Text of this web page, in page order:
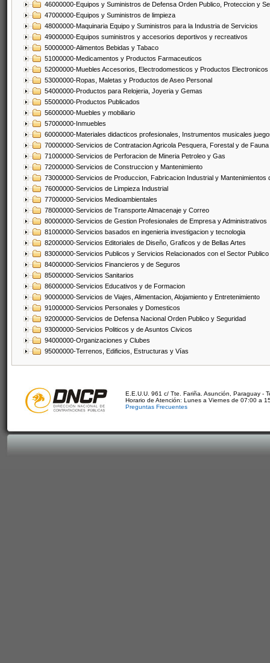
46000000-Equipos y Suministros de Defensa Orden Publico, Proteccion y
47000000-Equipos y Suministros de limpieza
48000000-Maquinaria Equipo y Suministros para la Industria de Servicios
49000000-Equipos suministros y accesorios deportivos y recreativos
50000000-Alimentos Bebidas y Tabaco
51000000-Medicamentos y Productos Farmaceuticos
52000000-Muebles Accesorios, Electrodomesticos y Productos Electronicos
53000000-Ropas, Maletas y Productos de Aseo Personal
54000000-Productos para Relojeria, Joyeria y Gemas
55000000-Productos Publicados
56000000-Muebles y mobiliario
57000000-Inmuebles
60000000-Materiales didacticos profesionales, Instrumentos musicales
70000000-Servicios de Contratacion Agricola Pesquera, Forestal y de Fauna
71000000-Servicios de Perforacion de Mineria Petroleo y Gas
72000000-Servicios de Construccion y Mantenimiento
73000000-Servicios de Produccion, Fabricacion Industrial y Mantenimientos
76000000-Servicios de Limpieza Industrial
77000000-Servicios Medioambientales
78000000-Servicios de Transporte Almacenaje y Correo
80000000-Servicios de Gestion Profesionales de Empresa y Administrativos
81000000-Servicios basados en ingenieria investigacion y tecnologia
82000000-Servicios Editoriales de Diseño, Graficos y de Bellas Artes
83000000-Servicios Publicos y Servicios Relacionados con el Sector Publico
84000000-Servicios Financieros y de Seguros
85000000-Servicios Sanitarios
86000000-Servicios Educativos y de Formacion
90000000-Servicios de Viajes, Alimentacion, Alojamiento y Entretenimiento
91000000-Servicios Personales y Domesticos
92000000-Servicios de Defensa Nacional Orden Publico y Seguridad
93000000-Servicios Politicos y de Asuntos Civicos
94000000-Organizaciones y Clubes
95000000-Terrenos, Edificios, Estructuras y Vías
E.E.U.U. 961 c/ Tte. Fariña. Asunción, Paraguay -
Horario de Atención: Lunes a Viernes de 07:00 a
Preguntas Frecuentes